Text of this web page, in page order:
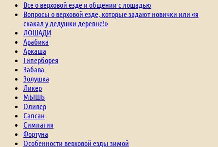
Все о верховой езде и общении с лошадью
Вопросы о верховой езде, которые задают новички или «я
скакал у дедушки деревне!»
ЛОШАДИ
Арабика
Аркаша
Гиперборея
Забава
Золушка
Ликер
МЫШЬ
Оливер
Сапсан
Симпатия
Фортуна
Особенности верховой езды зимой